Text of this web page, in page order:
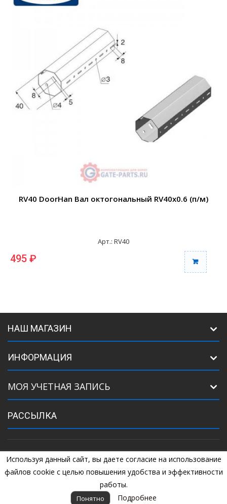
Используя данный сайт, вы даете согласие на использование
файлов cookie с целью повышения удобства и эффективности
работы.
Понятно Подробнее
RV40 DoorHan Вал октогональный RV40x0.6 (п/м)
Арт.: RV40
495 ₽
НАШ МАГАЗИН
ИНФОРМАЦИЯ
МОЯ УЧЕТНАЯ ЗАПИСЬ
РАССЫЛКА
©2005Комплектующие для ворот. +7 (925) 507-07-34, +7 (925) 507-
04-44